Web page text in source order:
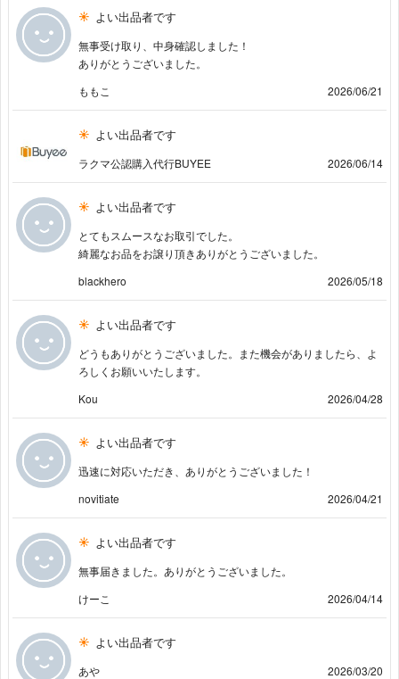
よい出品者です
無事受け取り、中身確認しました！
ありがとうございました。
ももこ
2026/06/21
よい出品者です
ラクマ公認購入代行BUYEE 2026/06/14
よい出品者です
とてもスムースなお取引でした。
綺麗なお品をお譲り頂きありがとうございました。
blackhero
2026/05/18
よい出品者です
どうもありがとうございました。また機会がありましたら、よ
ろしくお願いいたします。
Kou
2026/04/28
よい出品者です
迅速に対応いただき、ありがとうございました！
novitiate
2026/04/21
よい出品者です
無事届きました。ありがとうございました。
けーこ
2026/04/14
よい出品者です
あや 2026/03/20